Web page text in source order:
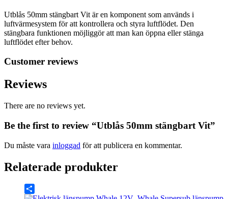
Utblås 50mm stängbart Vit är en komponent som används i
luftvärmesystem för att kontrollera och styra luftflödet. Den
stängbara funktionen möjliggör att man kan öppna eller stänga
luftflödet efter behov.
Customer reviews
Reviews
There are no reviews yet.
Be the first to review “Utblås 50mm stängbart Vit”
Du måste vara inloggad för att publicera en kommentar.
Relaterade produkter